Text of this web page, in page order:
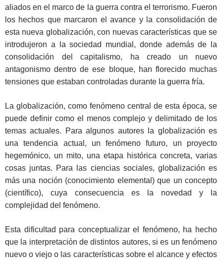
aliados en el marco de la guerra contra el terrorismo. Fueron
los hechos que marcaron el avance y la consolidación de
esta nueva globalización, con nuevas características que se
introdujeron a la sociedad mundial, donde además de la
consolidación del capitalismo, ha creado un nuevo
antagonismo dentro de ese bloque, han florecido muchas
tensiones que estaban controladas durante la guerra fría.
La globalización, como fenómeno central de esta época, se
puede definir como el menos complejo y delimitado de los
temas actuales. Para algunos autores la globalización es
una tendencia actual, un fenómeno futuro, un proyecto
hegemónico, un mito, una etapa histórica concreta, varias
cosas juntas. Para las ciencias sociales, globalización es
más una noción (conocimiento elemental) que un concepto
(científico), cuya consecuencia es la novedad y la
complejidad del fenómeno.
Esta dificultad para conceptualizar el fenómeno, ha hecho
que la interpretación de distintos autores, si es un fenómeno
nuevo o viejo o las características sobre el alcance y efectos